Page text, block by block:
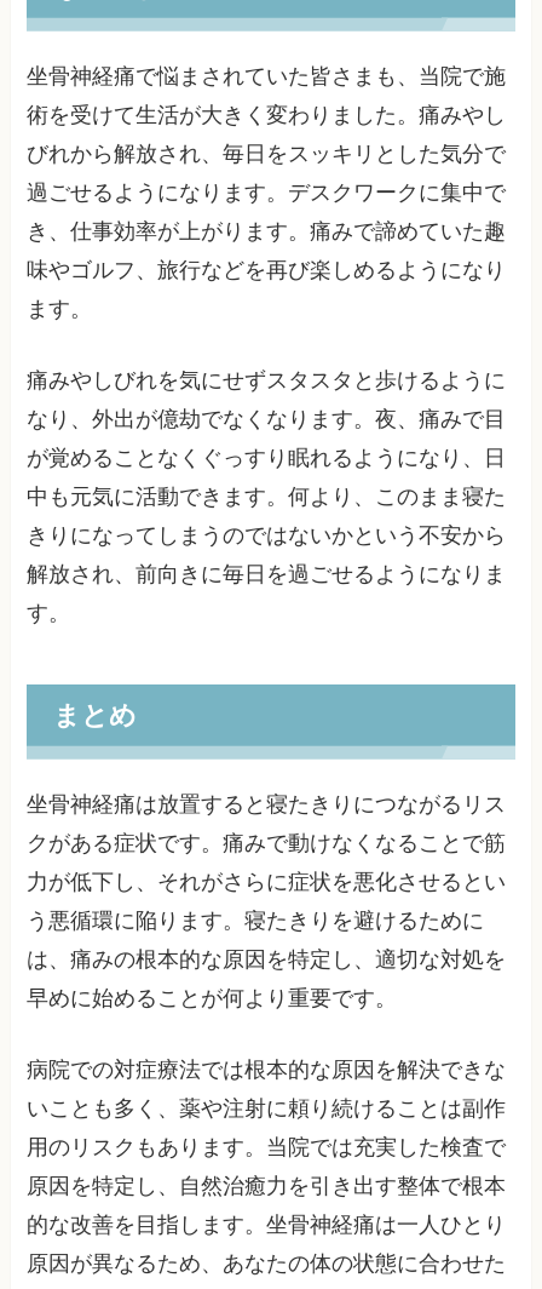
坐骨神経痛で悩まされていた皆さまも、当院で施
術を受けて生活が大きく変わりました。痛みやし
びれから解放され、毎日をスッキリとした気分で
過ごせるようになります。デスクワークに集中で
き、仕事効率が上がります。痛みで諦めていた趣
味やゴルフ、旅行などを再び楽しめるようになり
ます。
痛みやしびれを気にせずスタスタと歩けるように
なり、外出が億劫でなくなります。夜、痛みで目
が覚めることなくぐっすり眠れるようになり、日
中も元気に活動できます。何より、このまま寝た
きりになってしまうのではないかという不安から
解放され、前向きに毎日を過ごせるようになりま
す。
まとめ
坐骨神経痛は放置すると寝たきりにつながるリス
クがある症状です。痛みで動けなくなることで筋
力が低下し、それがさらに症状を悪化させるとい
う悪循環に陥ります。寝たきりを避けるために
は、痛みの根本的な原因を特定し、適切な対処を
早めに始めることが何より重要です。
病院での対症療法では根本的な原因を解決できな
いことも多く、薬や注射に頼り続けることは副作
用のリスクもあります。当院では充実した検査で
原因を特定し、自然治癒力を引き出す整体で根本
的な改善を目指します。坐骨神経痛は一人ひとり
原因が異なるため、あなたの体の状態に合わせた